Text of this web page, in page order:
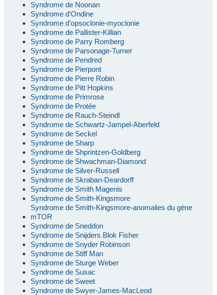
Syndrome de Noonan
Syndrome d'Ondine
Syndrome d'opsoclonie-myoclonie
Syndrome de Pallister-Killian
Syndrome de Parry Romberg
Syndrome de Parsonage-Turner
Syndrome de Pendred
Syndrome de Pierpont
Syndrome de Pierre Robin
Syndrome de Pitt Hopkins
Syndrome de Primrose
Syndrome de Protée
Syndrome de Rauch-Steindl
Syndrome de Schwartz-Jampel-Aberfeld
Syndrome de Seckel
Syndrome de Sharp
Syndrome de Shprintzen-Goldberg
Syndrome de Shwachman-Diamond
Syndrome de Silver-Russell
Syndrome de Skraban-Deardorff
Syndrome de Smith Magenis
Syndrome de Smith-Kingsmore
Syndrome de Smith-Kingsmore-anomalies du gène
mTOR
Syndrome de Sneddon
Syndrome de Snijders Blok Fisher
Syndrome de Snyder Robinson
Syndrome de Stiff Man
Syndrome de Sturge Weber
Syndrome de Susac
Syndrome de Sweet
Syndrome de Swyer-James-MacLeod